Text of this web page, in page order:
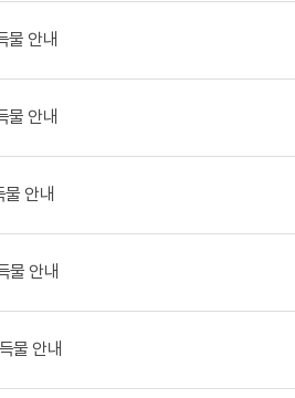
물 안내
물 안내
안내
물 안내
물 안내